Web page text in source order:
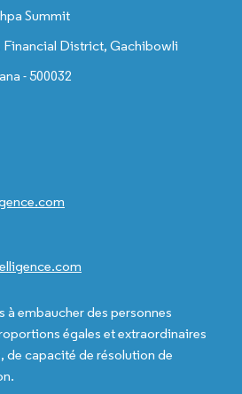
Summit
Financial District, Gachibowli
- 500032
à embaucher des personnes
égales et extraordinaires
de capacité de résolution de